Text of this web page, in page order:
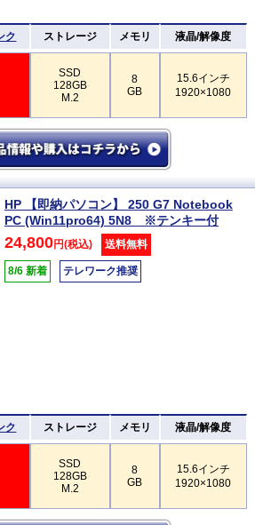
ク ストレージ メモリ 液晶/解像度
SSD
128GB
M.2
8
GB
15.6インチ
1920×1080
HP 【即納パソコン】 250 G7 Notebook
PC (Win11pro64) 5N8 ※テンキー付
24,800円(税込) 送料無料
8/6 新着 テレワーク推奨
ク ストレージ メモリ 液晶/解像度
SSD
128GB
M.2
8
GB
15.6インチ
1920×1080